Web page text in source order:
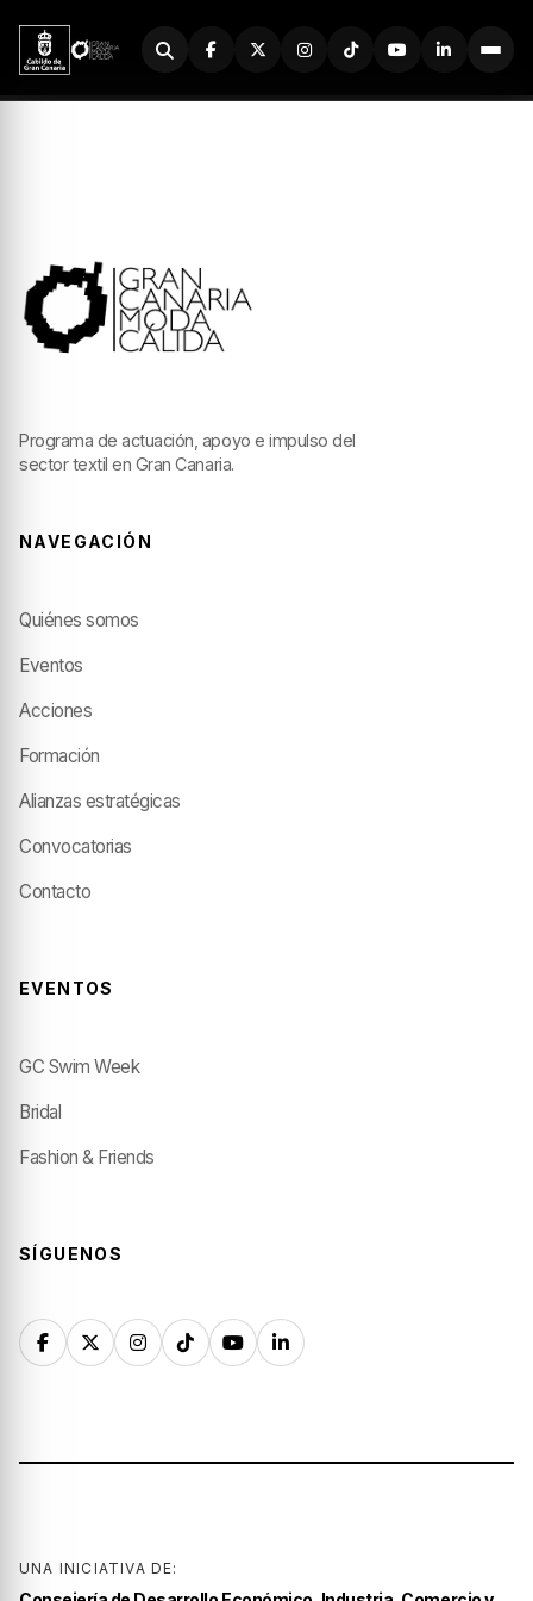
Buscador
Programa de actuación, apoyo e impulso del
sector textil en Gran Canaria.
NAVEGACIÓN
Quiénes somos
Eventos
Acciones
Formación
Alianzas estratégicas
Convocatorias
Contacto
EVENTOS
GC Swim Week
Bridal
Fashion & Friends
SÍGUENOS
UNA INICIATIVA DE: